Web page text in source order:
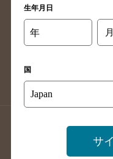
高知県のバー
長崎県のバー
大分県のバー
沖
店舗登録方法のご案
掲
生年月日
年 月
国
サ